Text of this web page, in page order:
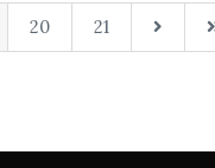
20 21